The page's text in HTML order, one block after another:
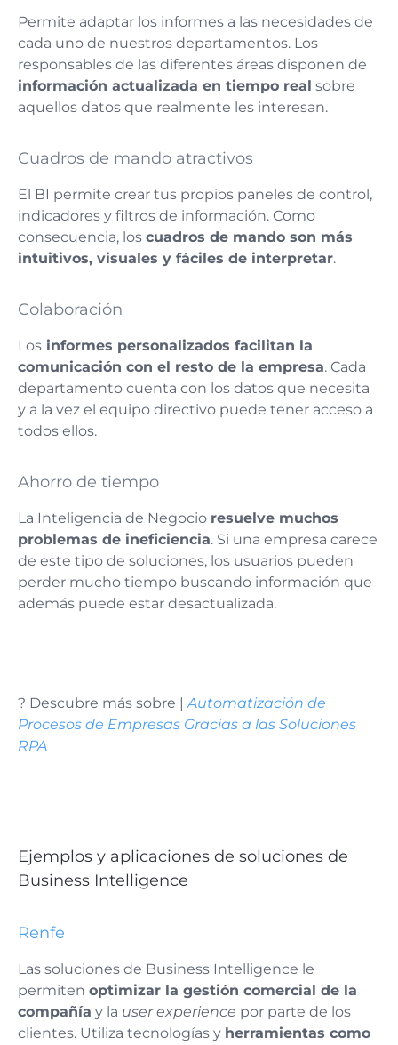
Permite adaptar los informes a las necesidades de
cada uno de nuestros departamentos. Los
responsables de las diferentes áreas disponen de
información actualizada en tiempo real sobre
aquellos datos que realmente les interesan.
Cuadros de mando atractivos
El BI permite crear tus propios paneles de control,
indicadores y filtros de información. Como
consecuencia, los cuadros de mando son más
intuitivos, visuales y fáciles de interpretar.
Colaboración
Los informes personalizados facilitan la
comunicación con el resto de la empresa. Cada
departamento cuenta con los datos que necesita
y a la vez el equipo directivo puede tener acceso a
todos ellos.
Ahorro de tiempo
La Inteligencia de Negocio resuelve muchos
problemas de ineficiencia. Si una empresa carece
de este tipo de soluciones, los usuarios pueden
perder mucho tiempo buscando información que
además puede estar desactualizada.
? Descubre más sobre |Automatización de
Procesos de Empresas Gracias a las Soluciones
RPA
Ejemplos y aplicaciones de soluciones de
Business Intelligence
Renfe
Las soluciones de Business Intelligence le
permiten optimizar la gestión comercial de la
compañía y la user experience por parte de los
clientes. Utiliza tecnologías y herramientas como